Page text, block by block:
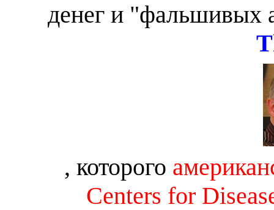
денег и "фальшивых
, которого
Centers for